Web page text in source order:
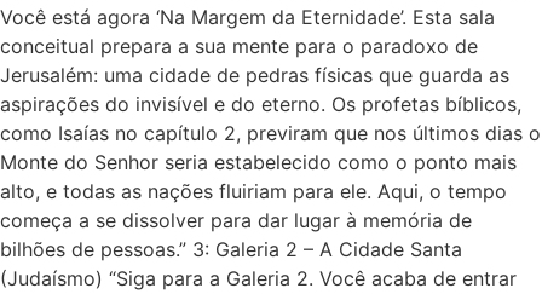
Você está agora ‘Na Margem da Eternidade’. Esta sala
conceitual prepara a sua mente para o paradoxo de
Jerusalém: uma cidade de pedras físicas que guarda as
aspirações do invisível e do eterno. Os profetas bíblicos,
como Isaías no capítulo 2, previram que nos últimos dias o
Monte do Senhor seria estabelecido como o ponto mais
alto, e todas as nações fluiriam para ele. Aqui, o tempo
começa a se dissolver para dar lugar à memória de
bilhões de pessoas.” 3: Galeria 2 – A Cidade Santa
(Judaísmo) “Siga para a Galeria 2. Você acaba de entrar